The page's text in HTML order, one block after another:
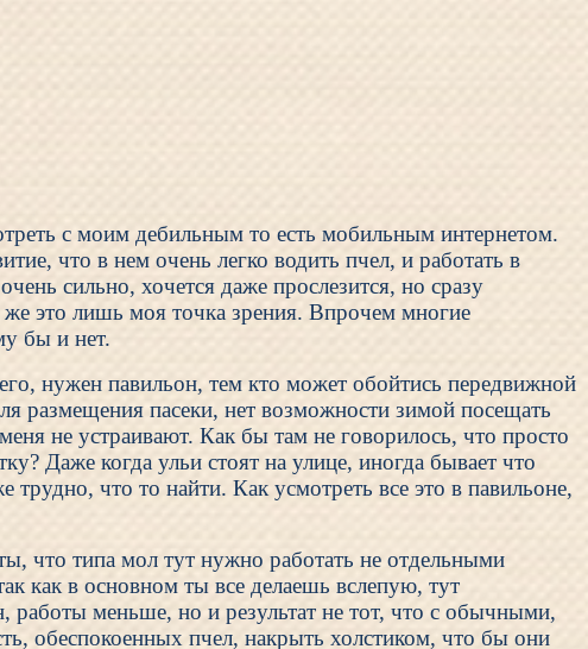
с моим дебильным то есть мобильным интернетом.
что в нем очень легко водить пчел, и работать в
сильно, хочется даже прослезится, но сразу
же это лишь моя точка зрения. Впрочем многие
бы и нет.
нужен павильон, тем кто может обойтись передвижной
размещения пасеки, нет возможности зимой посещать
не устраивают. Как бы там не говорилось, что просто
Даже когда ульи стоят на улице, иногда бывает что
что то найти. Как усмотреть все это в павильоне,
что типа мол тут нужно работать не отдельными
как в основном ты все делаешь вслепую, тут
работы меньше, но и результат не тот, что с обычными,
обеспокоенных пчел, накрыть холстиком, что бы они